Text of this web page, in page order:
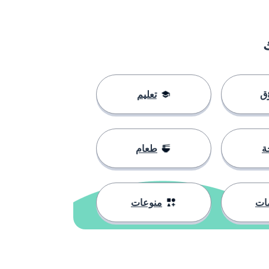
تعليم
طعام
منوعات